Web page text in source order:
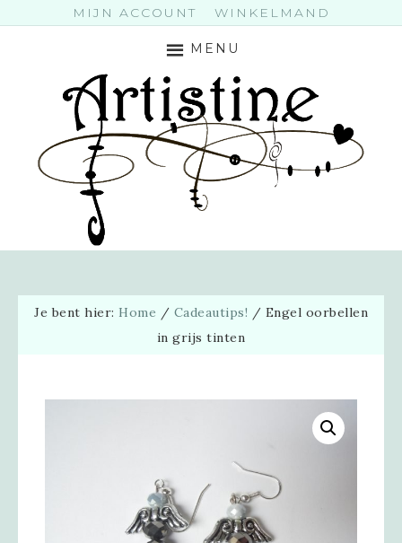
MIJN ACCOUNT WINKELMAND
MENU
Je bent hier: Home / Cadeautips! / Engel oorbellen
in grijs tinten